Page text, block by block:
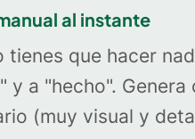
al instante
tienes que hacer
y a "hecho". Genera
(muy visual y